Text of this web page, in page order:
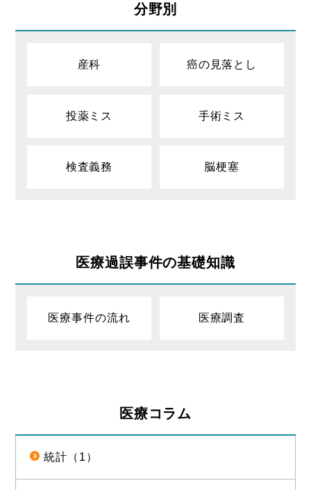
分野別
産科 癌の見落とし
投薬ミス 手術ミス
検査義務 脳梗塞
医療過誤事件の基礎知識
医療事件の流れ 医療調査
医療コラム
統計（1）